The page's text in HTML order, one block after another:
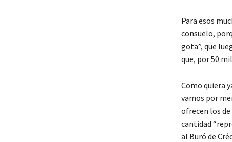
Para esos
consuelo,
gota”, que
que, por 50
Como quiera
vamos por
ofrecen los
cantidad
al Buró de